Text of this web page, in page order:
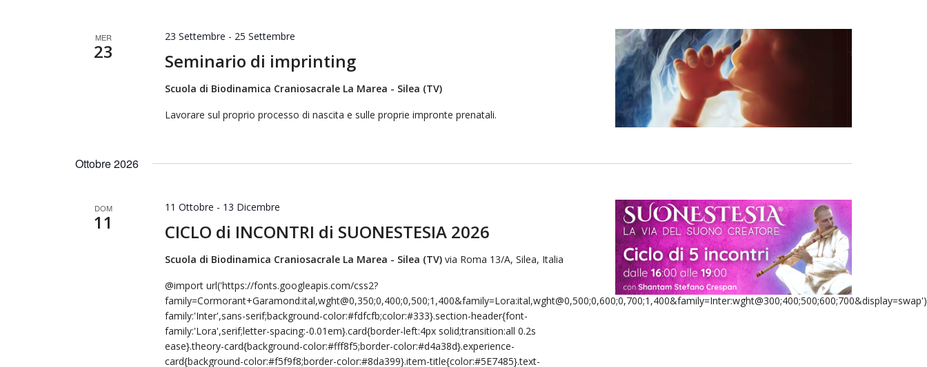
MER
23 Seminario di imprinting
23 Settembre - 25 Settembre
Scuola di Biodinamica Craniosacrale La Marea - Silea (TV)
Lavorare sul proprio processo di nascita e sulle proprie impronte prenatali.
Ottobre 2026
DOM
11 CICLO di INCONTRI di SUONESTESIA 2026
11 Ottobre - 13 Dicembre
Scuola di Biodinamica Craniosacrale La Marea - Silea (TV)via Roma 13/A, Silea, Italia
@import url('https://fonts.googleapis.com/css2?
family:'Inter',sans-serif;background-color:#fdfcfb;color:#333}.section-header{font-
family:'Lora',serif;letter-spacing:-0.01em}.card{border-left:4px solid;transition:all 0.2s
ease}.theory-card{background-color:#fff8f5;border-color:#d4a38d}.experience-
card{background-color:#f5f9f8;border-color:#8da399}.item-title{color:#5E7485}.text-